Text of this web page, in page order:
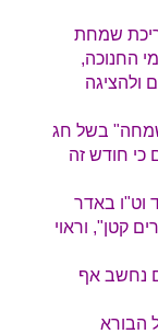
שמחת
החנוכה,
ולהציגה
בשל חג
כי חודש זה
וט"ו באדר
קטן", וראוי
נחשב אף
הבורא